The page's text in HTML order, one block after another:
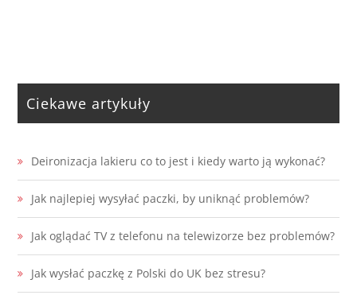
Ciekawe artykuły
Deironizacja lakieru co to jest i kiedy warto ją wykonać?
Jak najlepiej wysyłać paczki, by uniknąć problemów?
Jak oglądać TV z telefonu na telewizorze bez problemów?
Jak wysłać paczkę z Polski do UK bez stresu?